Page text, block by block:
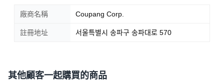
廠商名稱 Coupang Corp.
註冊地址 서울특별시 송파구 송파대로 570
其他顧客一起購買的商品